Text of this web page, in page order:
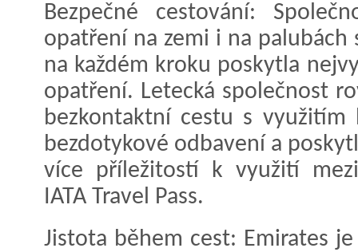
Bezpečné cestování:
opatření na zemi i na
na každém kroku poskytla
opatření. Letecká společnost
bezkontaktní cestu s
bezdotykové odbavení a
více příležitostí k využití
IATA Travel Pass.
Jistota během cest: Emirates